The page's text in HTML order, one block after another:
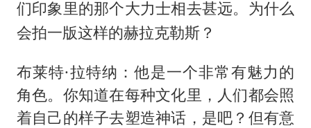
们印象里的那个大力士相去甚远。为什么
会拍一版这样的赫拉克勒斯？
布莱特·拉特纳：他是一个非常有魅力的
角色。你知道在每种文化里，人们都会照
着自己的样子去塑造神话，是吧？但有意